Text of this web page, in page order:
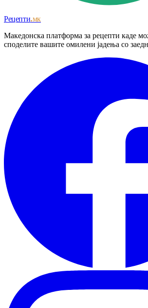
Рецепти.мк
Македонска платформа за рецепти каде
споделите вашите омилени јадења со